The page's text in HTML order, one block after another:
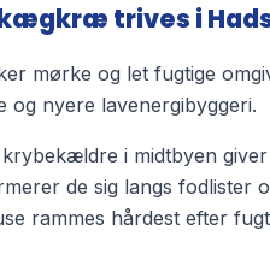
trives i
mørke og let fugtige
og nyere lavenergibyggeri.
i midtbyen
de sig langs fodlister
rammes hårdest efter